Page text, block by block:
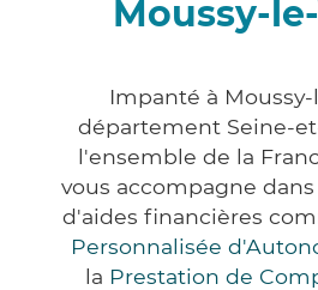
Moussy-
Impanté à
département Seine-
l'ensemble de la
vous accompagne
d'aides financières
Personnalisée
la Prestation de